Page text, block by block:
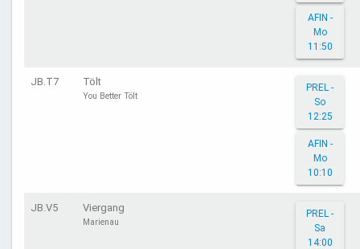
AFIN -
Mo
11:50
JB.T7 Tölt
You Better Tölt
PREL -
So
12:25
AFIN -
Mo
10:10
JB.V5 Viergang
Marienau
PREL -
Sa
14:00